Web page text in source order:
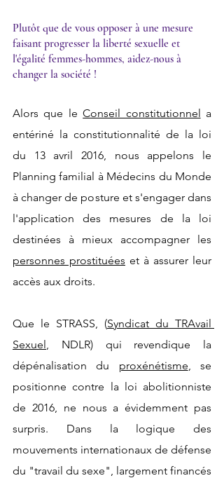
Plutôt que de vous opposer à une mesure
faisant progresser la liberté sexuelle et
l'égalité femmes-hommes, aidez-nous à
changer la société !
Alors que le Conseil constitutionnel a
entériné la constitutionnalité de la loi
du 13 avril 2016, nous appelons le
Planning familial à Médecins du Monde
à changer de posture et s'engager dans
l'application des mesures de la loi
personnes prostituées et à assurer leur
accès aux droits.
Que le STRASS, (Syndicat du TRAvail
Sexuel, NDLR) qui revendique la
dépénalisation du proxénétisme, se
positionne contre la loi abolitionniste
de 2016, ne nous a évidemment pas
surpris. Dans la logique des
mouvements internationaux de défense
du "travail du sexe", largement financés